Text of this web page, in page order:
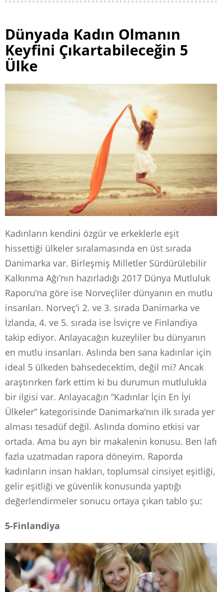
Dünyada Kadın Olmanın
Keyfini Çıkartabileceğin 5
Ülke
Kadınların kendini özgür ve erkeklerle eşit
hissettiği ülkeler sıralamasında en üst sırada
Danimarka var. Birleşmiş Milletler Sürdürülebilir
Kalkınma Ağı’nın hazırladığı 2017 Dünya Mutluluk
Raporu’na göre ise Norveçliler dünyanın en mutlu
insanları. Norveç’i 2. ve 3. sırada Danimarka ve
İzlanda, 4. ve 5. sırada ise İsviçre ve Finlandiya
takip ediyor. Anlayacağın kuzeyliler bu dünyanın
en mutlu insanları. Aslında ben sana kadınlar için
ideal 5 ülkeden bahsedecektim, değil mi? Ancak
araştırırken fark ettim ki bu durumun mutlulukla
bir ilgisi var. Anlayacağın “Kadınlar İçin En İyi
Ülkeler” kategorisinde Danimarka’nın ilk sırada yer
alması tesadüf değil. Aslında domino etkisi var
ortada. Ama bu ayrı bir makalenin konusu. Ben lafı
fazla uzatmadan rapora döneyim. Raporda
kadınların insan hakları, toplumsal cinsiyet eşitliği,
gelir eşitliği ve güvenlik konusunda yaptığı
değerlendirmeler sonucu ortaya çıkan tablo şu:
5-Finlandiya